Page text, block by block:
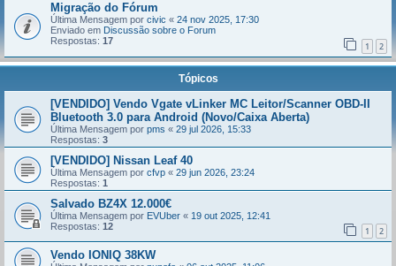
Migração do Fórum
Última Mensagem por civic « 24 nov 2025, 17:30
Enviado em Discussão sobre o Forum
Respostas: 17 1 2
Tópicos
[VENDIDO] Vendo Vgate vLinker MC Leitor/Scanner OBD-II
Bluetooth 3.0 para Android (Novo/Caixa Aberta)
Última Mensagem por pms « 29 jul 2026, 15:33
Respostas: 3
[VENDIDO] Nissan Leaf 40
Última Mensagem por cfvp « 29 jun 2026, 23:24
Respostas: 1
Salvado BZ4X 12.000€
Última Mensagem por EVUber « 19 out 2025, 12:41
Respostas: 12 1 2
Vendo IONIQ 38KW